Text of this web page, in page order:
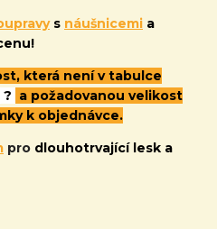
s náušnicemi a
která není v tabulce
? a požadovanou velikost
k objednávce.
pro dlouhotrvající lesk a